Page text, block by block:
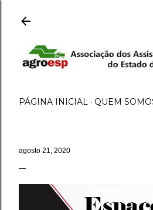
PÁGINA INICIAL QUEM
agosto 21, 2020